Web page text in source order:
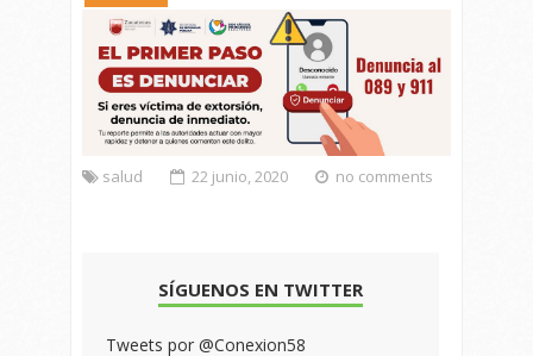
salud 22 junio, 2020 no comments
SÍGUENOS EN TWITTER
Tweets por @Conexion58